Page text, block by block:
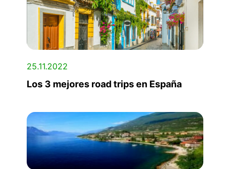
25.11.2022
Los 3 mejores road trips en España